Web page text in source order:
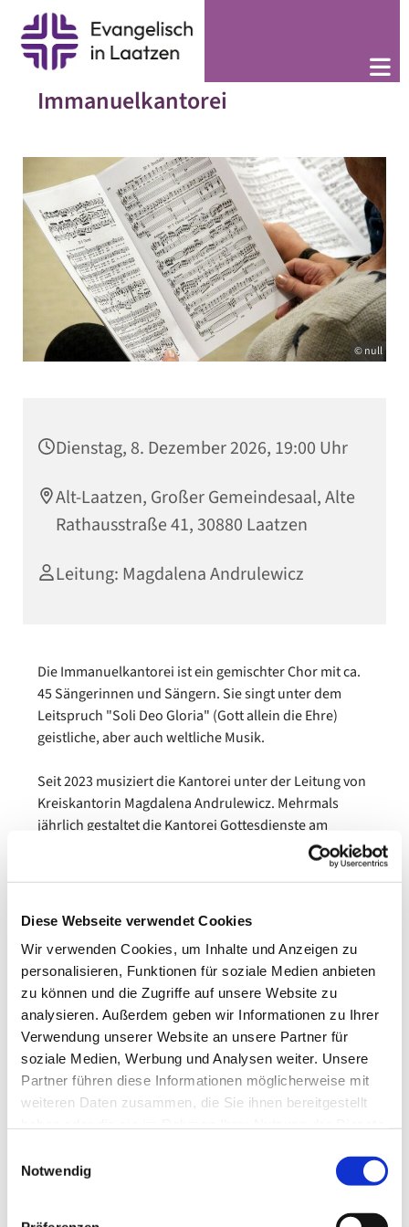
Diese Webseite verwendet Cookies
Wir verwenden Cookies, um Inhalte und Anzeigen zu
personalisieren, Funktionen für soziale Medien anbieten
zu können und die Zugriffe auf unsere Website zu
analysieren. Außerdem geben wir Informationen zu Ihrer
Verwendung unserer Website an unsere Partner für
soziale Medien, Werbung und Analysen weiter. Unsere
Partner führen diese Informationen möglicherweise mit
weiteren Daten zusammen, die Sie ihnen bereitgestellt
Notwendig
Immanuelkantorei
© null
Dienstag, 8. Dezember 2026, 19:00 Uhr
Alt-Laatzen, Großer Gemeindesaal, Alte
Rathausstraße 41, 30880 Laatzen
Leitung: Magdalena Andrulewicz
Die Immanuelkantorei ist ein gemischter Chor mit ca.
45 Sängerinnen und Sängern. Sie singt unter dem
Leitspruch "Soli Deo Gloria" (Gott allein die Ehre)
geistliche, aber auch weltliche Musik.
Seit 2023 musiziert die Kantorei unter der Leitung von
Kreiskantorin Magdalena Andrulewicz. Mehrmals
jährlich gestaltet die Kantorei Gottesdienste am
Sonntag mit; daneben gibt es meist mehrere Konzerte.
großen Gemeindesaal (Alte Rathausstraße 41) statt
Weitere Informationen unter 0176 1707 6420
oder per E-Mail: magdalena.andrulewicz@evlka.de